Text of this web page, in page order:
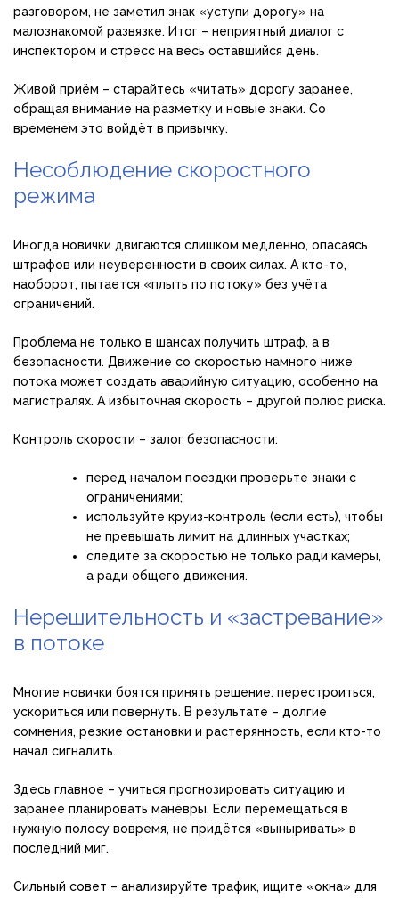
разговором, не заметил знак «уступи дорогу» на
малознакомой развязке. Итог – неприятный диалог с
инспектором и стресс на весь оставшийся день.
Живой приём – старайтесь «читать» дорогу заранее,
обращая внимание на разметку и новые знаки. Со
временем это войдёт в привычку.
Несоблюдение скоростного
режима
Иногда новички двигаются слишком медленно, опасаясь
штрафов или неуверенности в своих силах. А кто-то,
наоборот, пытается «плыть по потоку» без учёта
ограничений.
Проблема не только в шансах получить штраф, а в
безопасности. Движение со скоростью намного ниже
потока может создать аварийную ситуацию, особенно на
магистралях. А избыточная скорость – другой полюс риска.
Контроль скорости – залог безопасности:
перед началом поездки проверьте знаки с
ограничениями;
используйте круиз-контроль (если есть), чтобы
не превышать лимит на длинных участках;
следите за скоростью не только ради камеры,
а ради общего движения.
Нерешительность и «застревание»
в потоке
Многие новички боятся принять решение: перестроиться,
ускориться или повернуть. В результате – долгие
сомнения, резкие остановки и растерянность, если кто-то
начал сигналить.
Здесь главное – учиться прогнозировать ситуацию и
заранее планировать манёвры. Если перемещаться в
нужную полосу вовремя, не придётся «выныривать» в
последний миг.
Сильный совет – анализируйте трафик, ищите «окна» для